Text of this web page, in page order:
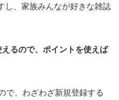
し、家族みんなが好きな雑誌
るので、ポイントを使えば
で、わざわざ新規登録する